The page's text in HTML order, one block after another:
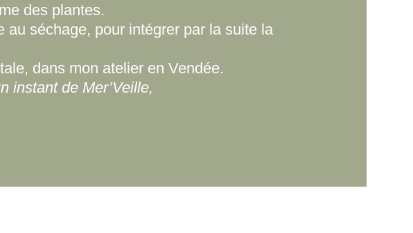
des plantes.
séchage, pour intégrer par la suite la
dans mon atelier en Vendée.
instant de Mer’Veille,